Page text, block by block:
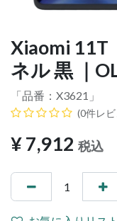
Xiaomi 11T
ネル 黒 ｜
「品番： X3621 」
(0件レ
¥7,912 税込